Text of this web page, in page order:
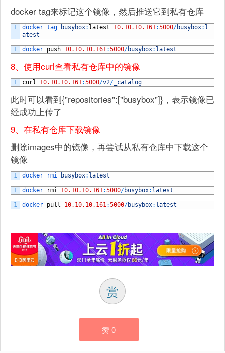
docker tag来标记这个镜像，然后推送它到私有仓库
1 docker tag busybox: latest 10.10.10.161:5000/busybox: l
atest
1 docker push 10.10.10.161:5000/busybox: latest
8、使用curl查看私有仓库中的镜像
1 curl 10.10.10.161:5000/v2/ _catalog
此时可以看到{"repositories":["busybox"]}，表示镜像已
经成功上传了
9、在私有仓库下载镜像
删除images中的镜像，再尝试从私有仓库中下载这个
镜像
1 docker rmi busybox: latest
1 docker rmi 10.10.10.161:5000/busybox: latest
1 docker pull 10.10.10.161:5000/busybox: latest
赏
赞0